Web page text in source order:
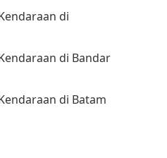
di
di Bandar
di Batam